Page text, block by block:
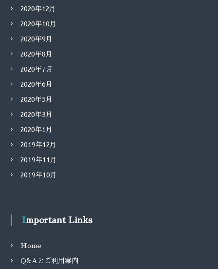
2020年12月
2020年10月
2020年9月
2020年8月
2020年7月
2020年6月
2020年5月
2020年3月
2020年1月
2019年12月
2019年11月
2019年10月
Important Links
Home
Q&Aとご利用案内